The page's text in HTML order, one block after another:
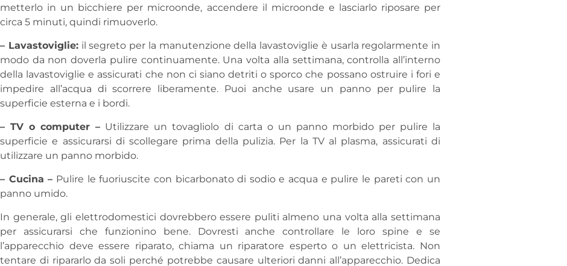
metterlo in un bicchiere per microonde, accendere il microonde e lasciarlo riposare per
circa 5 minuti, quindi rimuoverlo.
– Lavastoviglie:il segreto per la manutenzione della lavastoviglie è usarla regolarmente in
modo da non doverla pulire continuamente. Una volta alla settimana, controlla all’interno
della lavastoviglie e assicurati che non ci siano detriti o sporco che possano ostruire i fori e
impedire all’acqua di scorrere liberamente. Puoi anche usare un panno per pulire la
superficie esterna e i bordi.
– TV o computer – Utilizzare un tovagliolo di carta o un panno morbido per pulire la
superficie e assicurarsi di scollegare prima della pulizia. Per la TV al plasma, assicurati di
utilizzare un panno morbido.
– Cucina – Pulire le fuoriuscite con bicarbonato di sodio e acqua e pulire le pareti con un
panno umido.
In generale, gli elettrodomestici dovrebbero essere puliti almeno una volta alla settimana
per assicurarsi che funzionino bene. Dovresti anche controllare le loro spine e se
l’apparecchio deve essere riparato, chiama un riparatore esperto o un elettricista. Non
tentare di ripararlo da soli perché potrebbe causare ulteriori danni all’apparecchio. Dedica